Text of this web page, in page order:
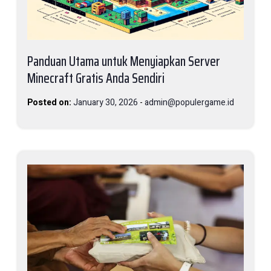
Panduan Utama untuk Menyiapkan Server
Minecraft Gratis Anda Sendiri
Posted on:January 30, 2026 -admin@populergame.id